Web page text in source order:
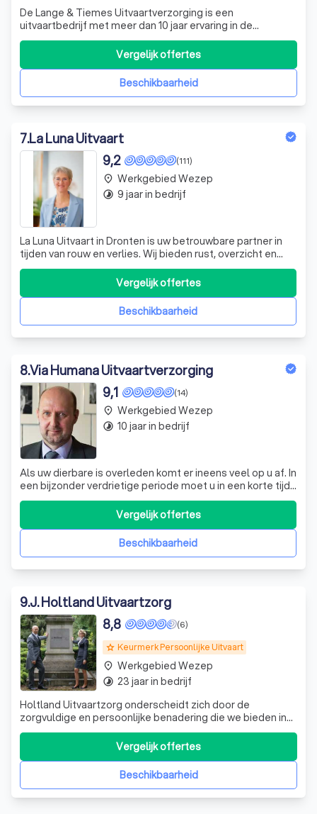
De Lange & Tiemes Uitvaartverzorging is een
uitvaartbedrijf met meer dan 10 jaar ervaring in de
uitvaartbranche en in geheel Nederland. Marian en Ronald
zijn er voor u! ..........www.delangetiemes.nl
Beschikbaarheid
Vergelijk offertes
7.La Luna Uitvaart
(111)
9,2
La Luna Uitvaart in Dronten is uw betrouwbare partner in
tijden van rouw en verlies. Wij bieden rust, overzicht en
deskundige begeleiding tijdens deze emotionele periode.
Ons doel is om samen met u een afscheid te organiseren
dat recht doet aan het leven van uw dierbare. Een
afscheid waarvan na afloBeschikbaarheid
Vergelijk offertes
place Werkgebied Wezep
timelapse 9 jaar in bedrijf
8.Via Humana Uitvaartverzorging
(14)
9,1
Als uw dierbare is overleden komt er ineens veel op u af. In
een bijzonder verdrietige periode moet u in een korte tijd
beslissingen nemen en keuzes maken om de uitvaart te
regelen. Via Humana Uitvaartverzorging uit Nunspeet en
Harderwijk geeft u in deze kwetsbare dagen op betrokken
Beschikbaarheid
Vergelijk offertes
place Werkgebied Wezep
timelapse 10 jaar in bedrijf
9.J. Holtland Uitvaartzorg
grade Keurmerk Persoonlijke Uitvaart
(6)
8,8
Holtland Uitvaartzorg onderscheidt zich door de
zorgvuldige en persoonlijke benadering die we bieden in
tijden van verlies. Wanneer een dierbare overlijdt, nemen
wij de organisatorische lasten van u over, zodat u zich kunt
richten op het rouwproces. We houden nabestaanden
voortdurend op de hoogte en
Beschikbaarheid
Vergelijk offertes
place Werkgebied Wezep
timelapse 23 jaar in bedrijf